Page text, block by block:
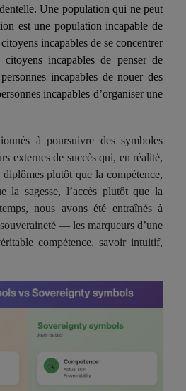
Une population qui ne peut
est une population incapable de
incapables de se concentrer
incapables de penser de
incapables de nouer des
incapables d’organiser une
à poursuivre des symboles
externes de succès qui, en réalité,
plutôt que la compétence,
la sagesse, l’accès plutôt que la
nous avons été entraînés à
— les marqueurs d’une
compétence, savoir intuitif,